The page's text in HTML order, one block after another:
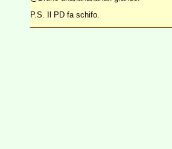
P.S. Il PD fa schifo.